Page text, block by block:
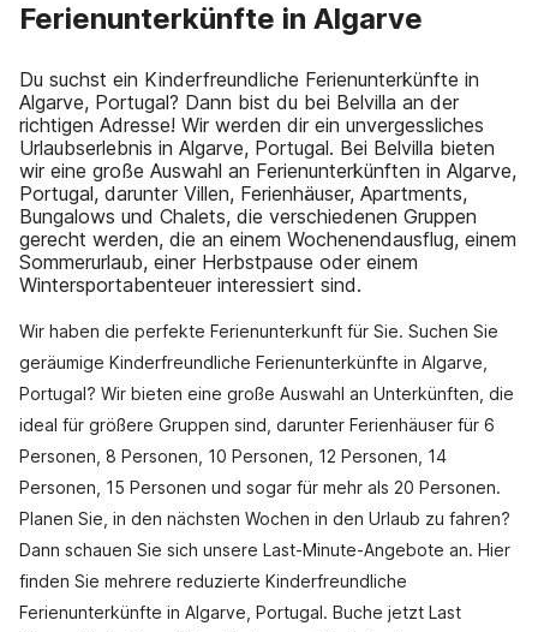
Ferienunterkünfte in Algarve
Du suchst ein Kinderfreundliche Ferienunterkünfte in
Algarve, Portugal? Dann bist du bei Belvilla an der
richtigen Adresse! Wir werden dir ein unvergessliches
Urlaubserlebnis in Algarve, Portugal. Bei Belvilla bieten
wir eine große Auswahl an Ferienunterkünften in Algarve,
Portugal, darunter Villen, Ferienhäuser, Apartments,
Bungalows und Chalets, die verschiedenen Gruppen
gerecht werden, die an einem Wochenendausflug, einem
Sommerurlaub, einer Herbstpause oder einem
Wintersportabenteuer interessiert sind.
Wir haben die perfekte Ferienunterkunft für Sie. Suchen Sie
geräumige Kinderfreundliche Ferienunterkünfte in Algarve,
Portugal? Wir bieten eine große Auswahl an Unterkünften, die
ideal für größere Gruppen sind, darunter Ferienhäuser für 6
Personen, 8 Personen, 10 Personen, 12 Personen, 14
Personen, 15 Personen und sogar für mehr als 20 Personen.
Planen Sie, in den nächsten Wochen in den Urlaub zu fahren?
Dann schauen Sie sich unsere Last-Minute-Angebote an. Hier
finden Sie mehrere reduzierte Kinderfreundliche
Ferienunterkünfte in Algarve, Portugal. Buche jetzt Last